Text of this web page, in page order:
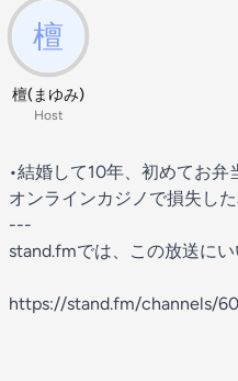
檀(まゆみ)
Host
•結婚して10年、初めてお弁
オンラインカジノで損失し
---
stand.fmでは、この放送に
https://stand.fm/channels/